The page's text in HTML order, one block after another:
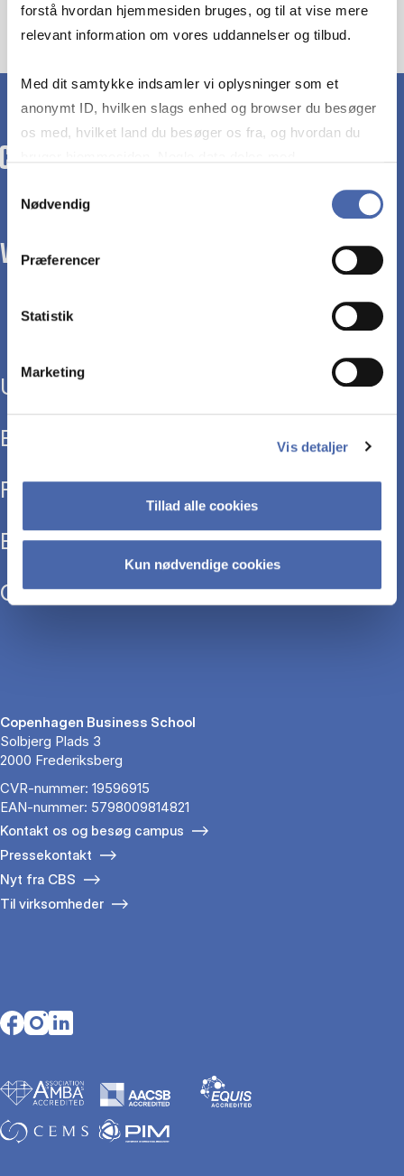
forstå hvordan hjemmesiden bruges, og til at vise mere
relevant information om vores uddannelser og tilbud.
Med dit samtykke indsamler vi oplysninger som et
anonymt ID, hvilken slags enhed og browser du besøger
os med, hvilket land du besøger os fra, og hvordan du
markedsføring. Du bestemmer selv - og kan altid trække
Nødvendig
Præferencer
Statistik
Marketing
Vis detaljer
Tillad alle cookies
Kun nødvendige cookies
WE TRANSFORM SOCIETY WITH BUSINESS.
Uddannelser
Efteruddannelse
Forskning
Bibliotek
Om CBS
Copenhagen Business School
Solbjerg Plads 3
2000 Frederiksberg
CVR-nummer: 19596915
EAN-nummer: 5798009814821
Kontakt os og besøg campus
Pressekontakt
Nyt fra CBS
Til virksomheder
Opens in a new tab
Opens in a new tab
Opens in a new tab